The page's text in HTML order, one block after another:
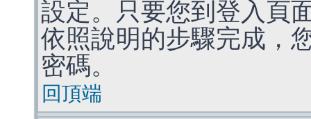
設定。只要您到登入頁
依照說明的步驟完成，
密碼。
回頂端